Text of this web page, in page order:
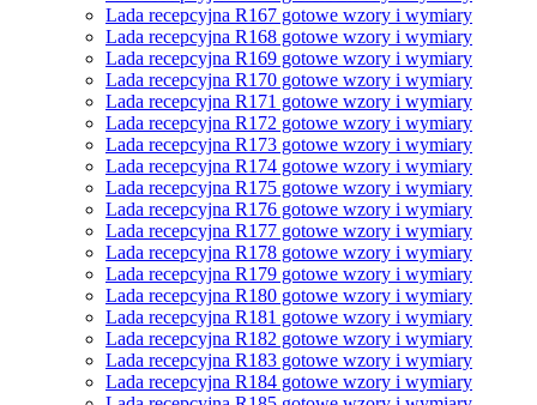
Lada recepcyjna R167 gotowe wzory i wymiary
Lada recepcyjna R168 gotowe wzory i wymiary
Lada recepcyjna R169 gotowe wzory i wymiary
Lada recepcyjna R170 gotowe wzory i wymiary
Lada recepcyjna R171 gotowe wzory i wymiary
Lada recepcyjna R172 gotowe wzory i wymiary
Lada recepcyjna R173 gotowe wzory i wymiary
Lada recepcyjna R174 gotowe wzory i wymiary
Lada recepcyjna R175 gotowe wzory i wymiary
Lada recepcyjna R176 gotowe wzory i wymiary
Lada recepcyjna R177 gotowe wzory i wymiary
Lada recepcyjna R178 gotowe wzory i wymiary
Lada recepcyjna R179 gotowe wzory i wymiary
Lada recepcyjna R180 gotowe wzory i wymiary
Lada recepcyjna R181 gotowe wzory i wymiary
Lada recepcyjna R182 gotowe wzory i wymiary
Lada recepcyjna R183 gotowe wzory i wymiary
Lada recepcyjna R184 gotowe wzory i wymiary